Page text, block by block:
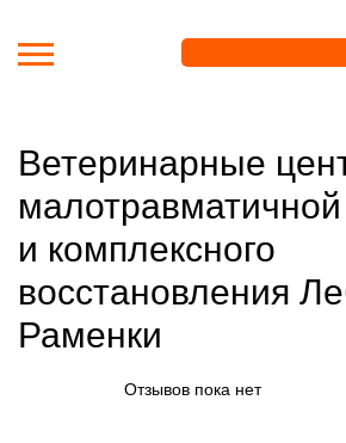
Ветеринарные
малотравматичной
и комплексного
восстановления
Раменки
Отзывов пока нет